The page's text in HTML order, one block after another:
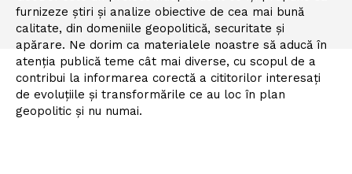
furnizeze știri și analize obiective de cea mai bună
calitate, din domeniile geopolitică, securitate și
apărare. Ne dorim ca materialele noastre să aducă în
atenția publică teme cât mai diverse, cu scopul de a
contribui la informarea corectă a cititorilor interesați
de evoluțiile și transformările ce au loc în plan
geopolitic și nu numai.